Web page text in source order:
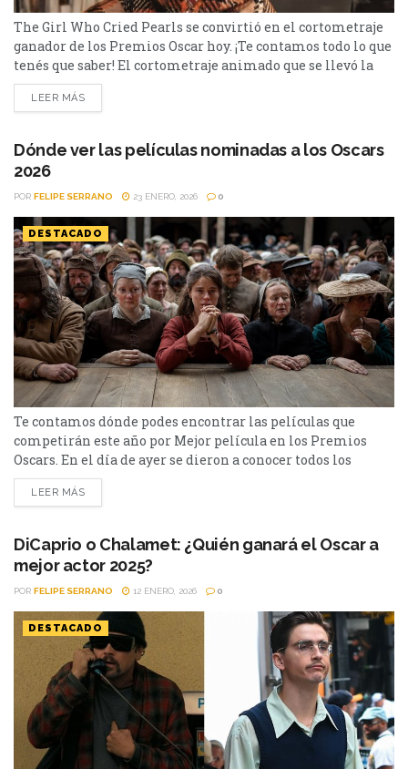
The Girl Who Cried Pearls se convirtió en el cortometraje
ganador de los Premios Oscar hoy. ¡Te contamos todo lo que
tenés que saber! El cortometraje animado que se llevó la
estatuilla a Mejor cortometraje animado en la ceremonia
de los Premios Oscar es The Girl Who Cried Pearls o La
LEER MÁS
Dónde ver las películas nominadas a los Oscars
2026
POR FELIPE SERRANO 23 ENERO, 2026 0
DESTACADO
Te contamos dónde podes encontrar las películas que
competirán este año por Mejor película en los Premios
Oscars. En el día de ayer se dieron a conocer todos los
nominados a los Premios Oscars 2026 y
Sinners (Pecadores) es la película que se ubica como la
HBO Max. Otra de...
LEER MÁS
DiCaprio o Chalamet: ¿Quién ganará el Oscar a
mejor actor 2025?
POR FELIPE SERRANO 12 ENERO, 2026 0
DESTACADO